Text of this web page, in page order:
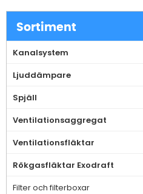
Sortiment
Kanalsystem
Ljuddämpare
Spjäll
Ventilationsaggregat
Ventilationsfläktar
Rökgasfläktar Exodraft
Filter och filterboxar